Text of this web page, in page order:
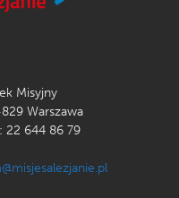
Misyjny
Warszawa
22 644 86 79